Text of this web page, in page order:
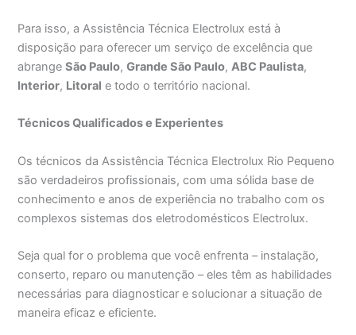
Para isso, a Assistência Técnica Electrolux está à
disposição para oferecer um serviço de excelência que
abrangeSão Paulo,Grande São Paulo,ABC Paulista,
Interior, Litoral e todo o território nacional.
Técnicos Qualificados e Experientes
Os técnicos da Assistência Técnica Electrolux Rio Pequeno
são verdadeiros profissionais, com uma sólida base de
conhecimento e anos de experiência no trabalho com os
complexos sistemas dos eletrodomésticos Electrolux.
Seja qual for o problema que você enfrenta – instalação,
conserto, reparo ou manutenção – eles têm as habilidades
necessárias para diagnosticar e solucionar a situação de
maneira eficaz e eficiente.